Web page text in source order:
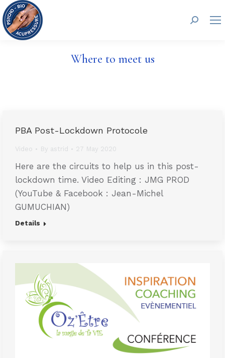
Search:
Where to meet us
PBA Post-Lockdown Protocole
Video By astrid 27 May 2020
Here are the circuits to help us in this post-
lockdown time. Video Editing : JMG PROD
(YouTube & Facebook : Jean-Michel
GUMUCHIAN)
Details